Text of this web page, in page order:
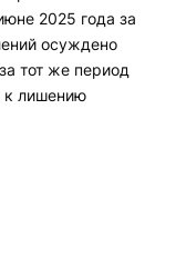
2025 года за
осуждено
тот же период
к лишению